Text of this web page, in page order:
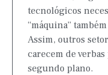
tecnológicos
“máquina”
Assim, outros
carecem de
segundo plano.